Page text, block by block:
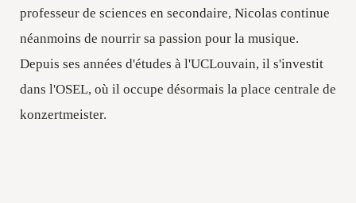
professeur de sciences en secondaire, Nicolas continue
néanmoins de nourrir sa passion pour la musique.
Depuis ses années d'études à l'UCLouvain, il s'investit
dans l'OSEL, où il occupe désormais la place centrale de
konzertmeister.